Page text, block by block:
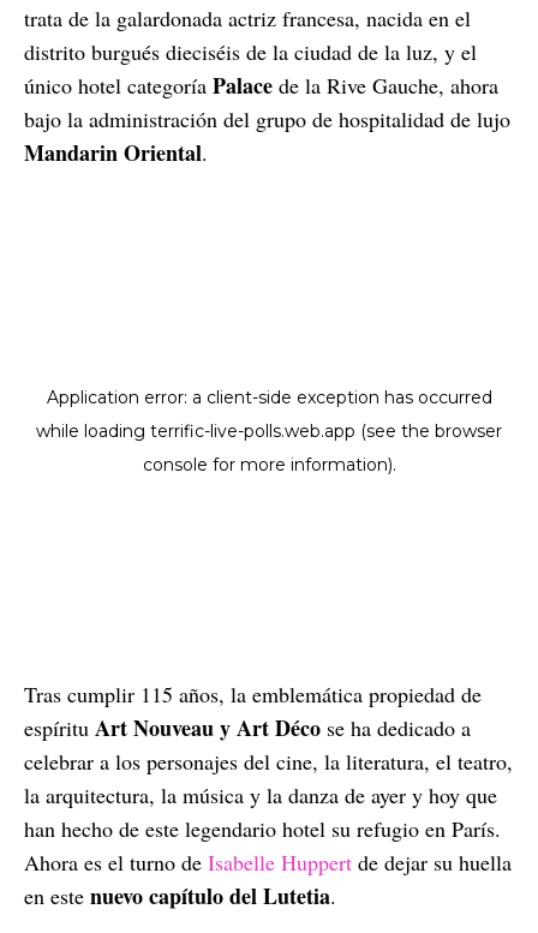
trata de la galardonada actriz francesa, nacida en el
distrito burgués dieciséis de la ciudad de la luz, y el
único hotel categoría Palace de la Rive Gauche, ahora
bajo la administración del grupo de hospitalidad de lujo
Mandarin Oriental.
Tras cumplir 115 años, la emblemática propiedad de
espíritu Art Nouveau y Art Déco se ha dedicado a
celebrar a los personajes del cine, la literatura, el teatro,
la arquitectura, la música y la danza de ayer y hoy que
han hecho de este legendario hotel su refugio en París.
Ahora es el turno de Isabelle Huppert de dejar su huella
en este nuevo capítulo del Lutetia.